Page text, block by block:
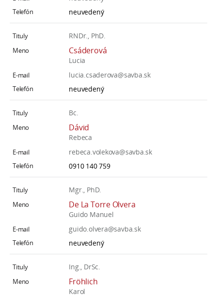
neuvedený
RNDr., PhD.
Csáderová
Lucia
lucia.csaderova@savba.sk
neuvedený
Bc.
Dávid
Rebeca
rebeca.volekova@savba.sk
0910 140 759
Mgr., PhD.
De La Torre Olvera
Guido Manuel
guido.olvera@savba.sk
neuvedený
Ing., DrSc.
Fröhlich
Karol